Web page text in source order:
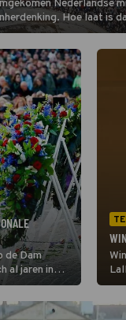
Nederlandse
Hoe laat is
de Dam
al jaren in
Daarmee